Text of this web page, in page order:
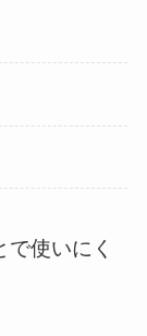
使いにく